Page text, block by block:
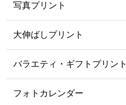
写真プリント
大伸ばしプリント
バラエティ・ギフトプリント
フォトカレンダー